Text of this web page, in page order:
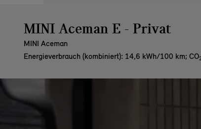
MINI Aceman E - Privat
MINI Aceman
Energieverbrauch (kombiniert): 14,6 kWh/100 km; CO